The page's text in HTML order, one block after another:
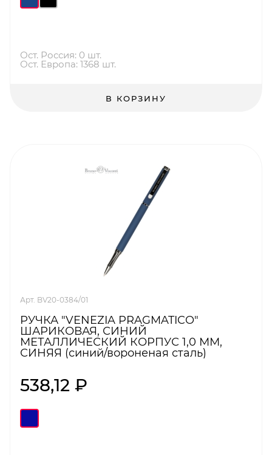
Ост. Россия: 0 шт.
Ост. Европа: 1368 шт.
В КОРЗИНУ
Арт. BV20-0384/01
РУЧКА "VENEZIA PRAGMATICO"
ШАРИКОВАЯ, СИНИЙ
МЕТАЛЛИЧЕСКИЙ КОРПУС 1,0 ММ,
СИНЯЯ (синий/вороненая сталь)
538,12 ₽